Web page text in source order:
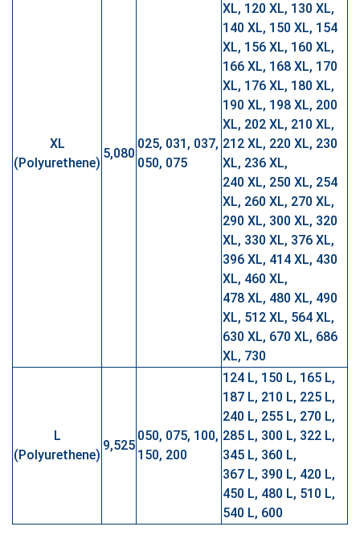
XL
(Polyurethene)
5,080
025, 031, 037,
050, 075
XL, 120 XL, 130 XL,
140 XL, 150 XL, 154
XL, 156 XL, 160 XL,
166 XL, 168 XL, 170
XL, 176 XL, 180 XL,
190 XL, 198 XL, 200
XL, 202 XL, 210 XL,
212 XL, 220 XL, 230
XL, 236 XL,
240 XL, 250 XL, 254
XL, 260 XL, 270 XL,
290 XL, 300 XL, 320
XL, 330 XL, 376 XL,
396 XL, 414 XL, 430
XL, 460 XL,
478 XL, 480 XL, 490
XL, 512 XL, 564 XL,
630 XL, 670 XL, 686
XL, 730
L
(Polyurethene)
9,525
050, 075, 100,
150, 200
124 L, 150 L, 165 L,
187 L, 210 L, 225 L,
240 L, 255 L, 270 L,
285 L, 300 L, 322 L,
345 L, 360 L,
367 L, 390 L, 420 L,
450 L, 480 L, 510 L,
540 L, 600